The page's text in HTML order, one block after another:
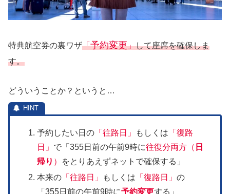
特典航空券の裏ワザ「予約変更」して座席を確保しま
す。
どういうことか？というと…
予約したい日の 「往路日」 もしくは 「復路
日」 で「355日前の午前9時に往復分両方（ 日
帰り ）
をとりあえずネットで確保する」
本来の 「往路日」 もしくは 「復路日」の
「355日前の午前9時に予約変更する」